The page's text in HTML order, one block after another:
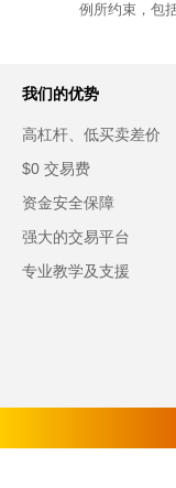
例所约束，包
我们的优势
高杠杆、低买卖差价
$0 交易费
资金安全保障
强大的交易平台
专业教学及支援